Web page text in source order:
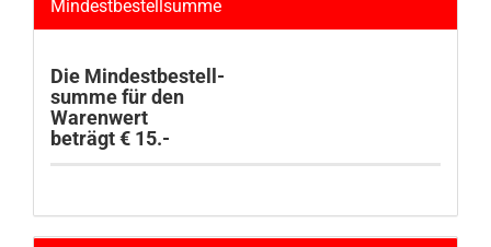
Mindestbestellsumme
Die Mindestbestell-
summe für den
Warenwert
beträgt € 15.-